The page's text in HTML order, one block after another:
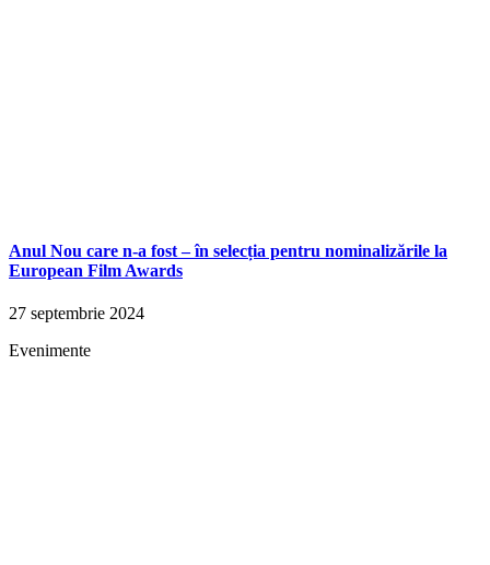
Anul Nou care n-a fost – în selecția pentru nominalizările la
European Film Awards
27 septembrie 2024
Evenimente